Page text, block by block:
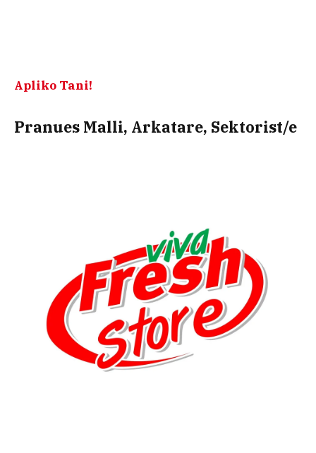
Apliko Tani!
Pranues Malli, Arkatare, Sektorist/e